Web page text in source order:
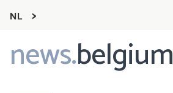
NL
news.belgium
Main
navigation